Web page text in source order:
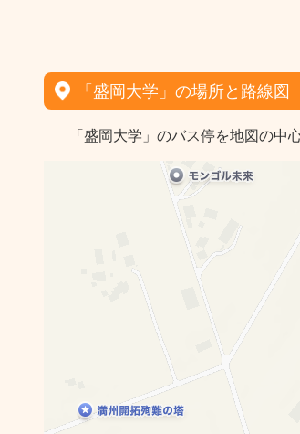
「盛岡大学」の場所と路線図
「盛岡大学」のバス停を地図の中